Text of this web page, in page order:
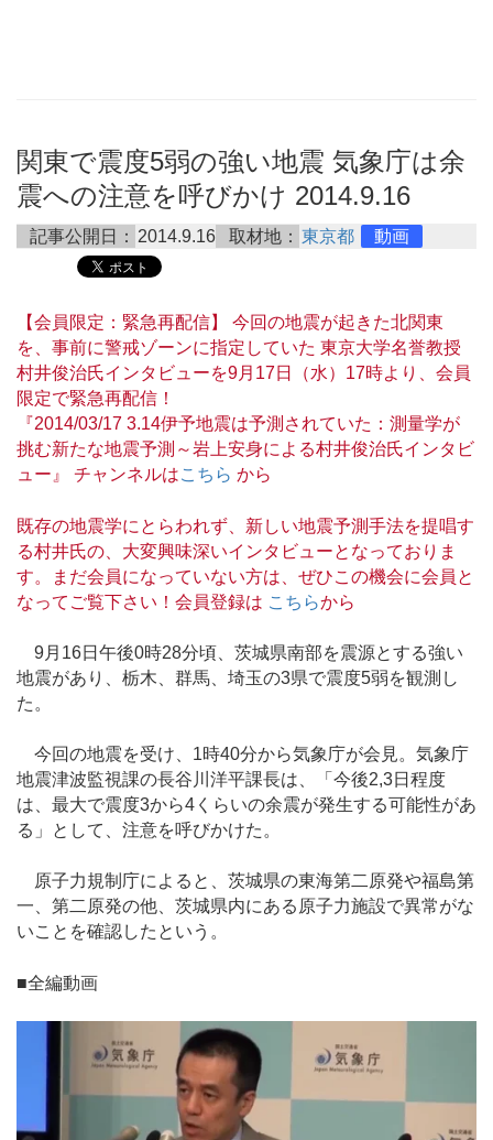
関東で震度5弱の強い地震 気象庁は余
震への注意を呼びかけ 2014.9.16
記事公開日： 2014.9.16 取材地： 東京都 動画
【会員限定：緊急再配信】 今回の地震が起きた北関東
を、事前に警戒ゾーンに指定していた 東京大学名誉教授
村井俊治氏インタビューを9月17日（水）17時より、会員
限定で緊急再配信！
『2014/03/17 3.14伊予地震は予測されていた：測量学が
挑む新たな地震予測～岩上安身による村井俊治氏インタビ
ュー』 チャンネルはこちら から
既存の地震学にとらわれず、新しい地震予測手法を提唱す
る村井氏の、大変興味深いインタビューとなっておりま
す。まだ会員になっていない方は、ぜひこの機会に会員と
なってご覧下さい！会員登録は こちらから
9月16日午後0時28分頃、茨城県南部を震源とする強い
地震があり、栃木、群馬、埼玉の3県で震度5弱を観測し
た。
今回の地震を受け、1時40分から気象庁が会見。気象庁
地震津波監視課の長谷川洋平課長は、「今後2,3日程度
は、最大で震度3から4くらいの余震が発生する可能性があ
る」として、注意を呼びかけた。
原子力規制庁によると、茨城県の東海第二原発や福島第
一、第二原発の他、茨城県内にある原子力施設で異常がな
いことを確認したという。
■全編動画